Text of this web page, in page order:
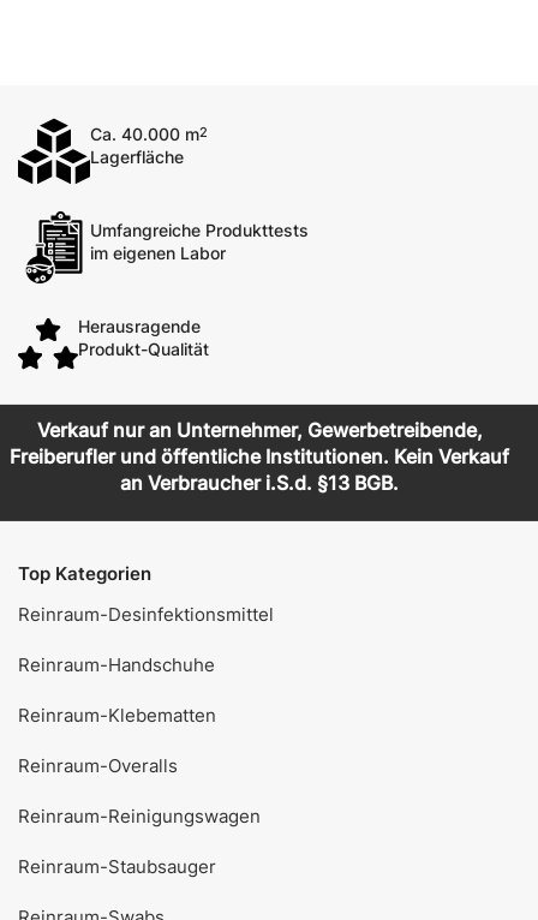
Ca. 40.000 m2
Lagerfläche
Umfangreiche Produkttests
im eigenen Labor
Herausragende
Produkt-Qualität
Verkauf nur an Unternehmer, Gewerbetreibende,
Freiberufler und öffentliche Institutionen. Kein Verkauf
an Verbraucher i.S.d. §13 BGB.
Top Kategorien
Reinraum-Desinfektionsmittel
Reinraum-Handschuhe
Reinraum-Klebematten
Reinraum-Overalls
Reinraum-Reinigungswagen
Reinraum-Staubsauger